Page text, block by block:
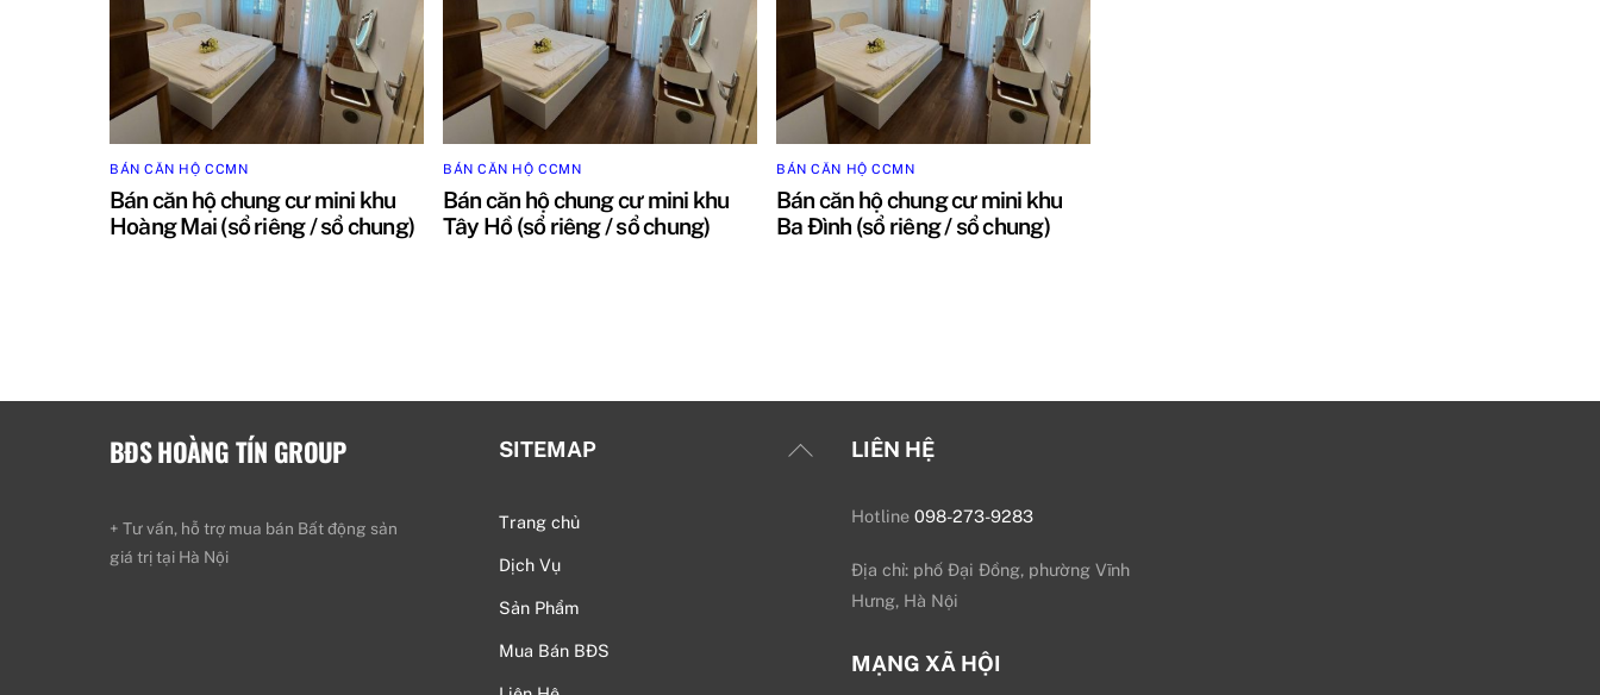
BÁN CĂN HỘ CCMN
Bán căn hộ chung cư mini khu
Hoàng Mai (sổ riêng / sổ chung)
BÁN CĂN HỘ CCMN
Bán căn hộ chung cư mini khu
Tây Hồ (sổ riêng / sổ chung)
BÁN CĂN HỘ CCMN
Bán căn hộ chung cư mini khu
Ba Đình (sổ riêng / sổ chung)
Back
BĐS HOÀNG TÍN GROUP
+ Tư vấn, hỗ trợ mua bán Bất động sản
giá trị tại Hà Nội
SITEMAP
Trang chủ
Dịch Vụ
Sản Phẩm
Mua Bán BĐS
LIÊN HỆ
Hotline 098-273-9283
Địa chỉ: phố Đại Đồng, phường Vĩnh
Hưng, Hà Nội
MẠNG XÃ HỘI